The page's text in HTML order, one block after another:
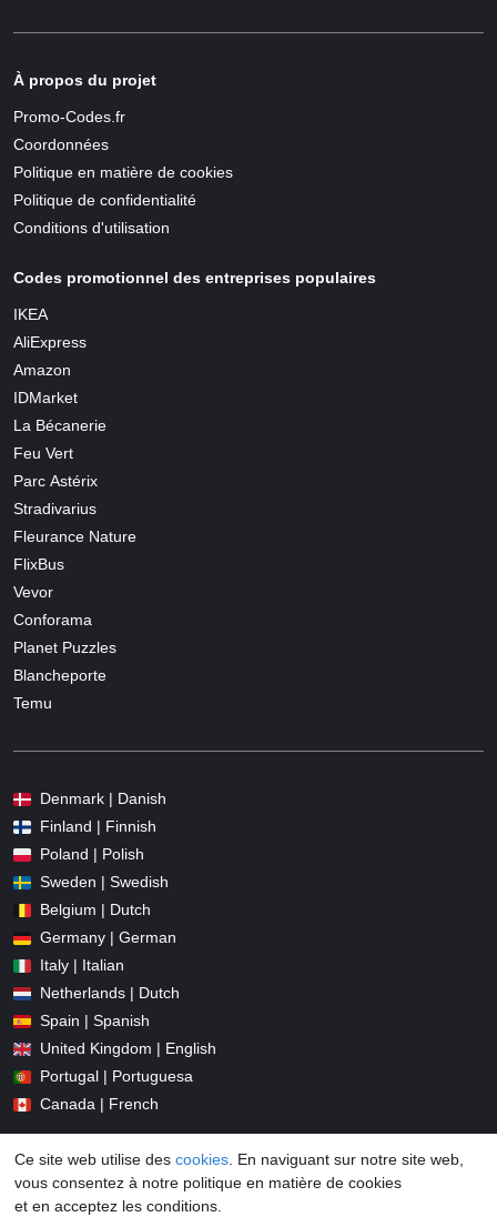
À propos du projet
Promo-Codes.fr
Coordonnées
Politique en matière de cookies
Politique de confidentialité
Conditions d'utilisation
Codes promotionnel des entreprises populaires
IKEA
AliExpress
Amazon
IDMarket
La Bécanerie
Feu Vert
Parc Astérix
Stradivarius
Fleurance Nature
FlixBus
Vevor
Conforama
Planet Puzzles
Blancheporte
Temu
Denmark | Danish
Finland | Finnish
Poland | Polish
Sweden | Swedish
Belgium | Dutch
Germany | German
Italy | Italian
Netherlands | Dutch
Spain | Spanish
United Kingdom | English
Portugal | Portuguesa
Canada | French
Ce site web utilise des cookies . En naviguant sur notre site web,
vous consentez à notre politique en matière de cookies
et en acceptez les conditions.